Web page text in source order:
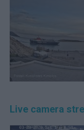
Live camera